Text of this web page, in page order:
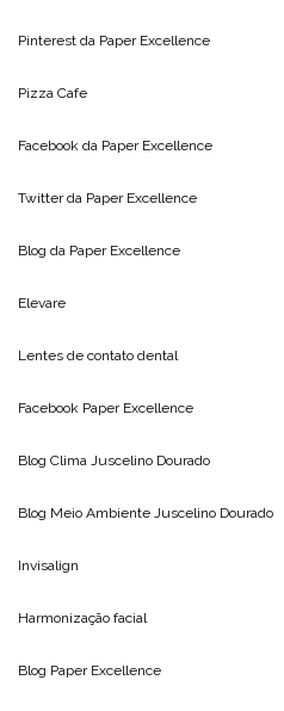
Pinterest da Paper Excellence
Pizza Cafe
Facebook da Paper Excellence
Twitter da Paper Excellence
Blog da Paper Excellence
Elevare
Lentes de contato dental
Facebook Paper Excellence
Blog Clima Juscelino Dourado
Blog Meio Ambiente Juscelino Dourado
Invisalign
Harmonização facial
Blog Paper Excellence